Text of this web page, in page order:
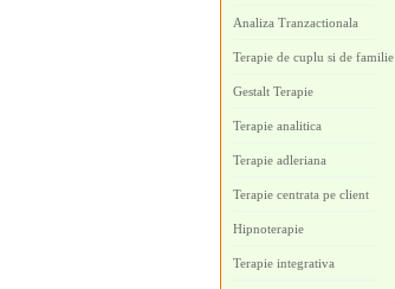
Analiza Tranzactionala
Terapie de cuplu si de familie
Gestalt Terapie
Terapie analitica
Terapie adleriana
Terapie centrata pe client
Hipnoterapie
Terapie integrativa